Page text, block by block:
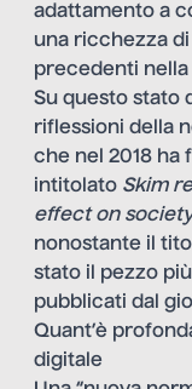
adattamento a
una ricchezza
precedenti nella
Su questo stato
riflessioni della
che nel 2018 ha
intitolato Skim
effect on
nonostante il
stato il pezzo
pubblicati dal
Quant’è
digitale